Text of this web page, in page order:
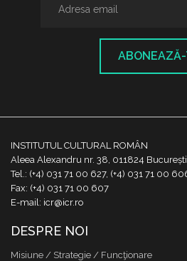
INSTITUTUL CULTURAL ROMÂN
Aleea Alexandru nr. 38, 011824
Tel.: (+4) 031 71 00 627, (+4) 031 71 00
Fax: (+4) 031 71 00 607
E-mail: icr@icr.ro
DESPRE NOI
Misiune / Strategie / Funcţionare